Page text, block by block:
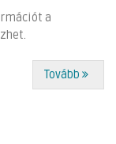
a
Tovább